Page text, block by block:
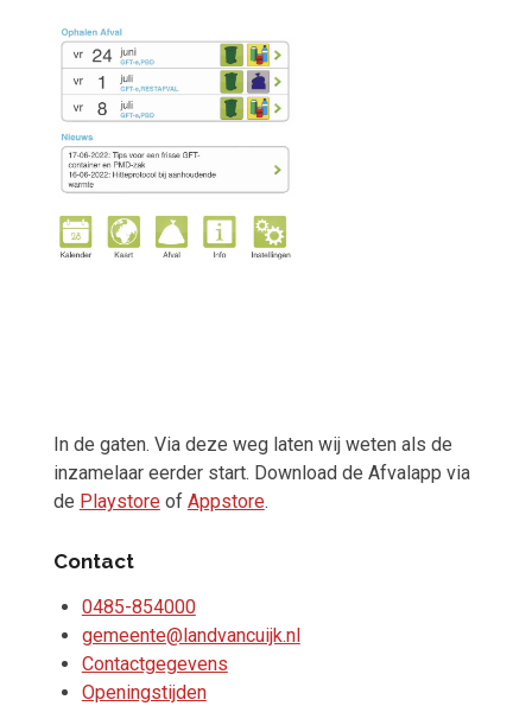
In de gaten. Via deze weg laten wij weten als de
inzamelaar eerder start. Download de Afvalapp via
de Playstoreof Appstore.
Contact
0485-854000
gemeente@landvancuijk.nl
Contactgegevens
Openingstijden